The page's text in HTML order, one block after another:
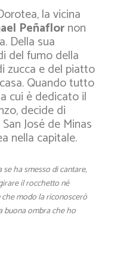
la vicina
Peñaflornon
Della sua
del fumo della
zucca e del piatto
Quando tutto
cui è dedicato il
decide di
José de Minas
nella capitale.
ha smesso di cantare,
il rocchetto né
che modo la riconoscerò
buona ombra che ho